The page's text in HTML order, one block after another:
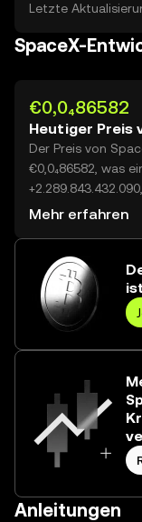
Letzte
SpaceX-
€0,0₄86582
Heutiger Preis
Der Preis von
€0,0₄86582, was
24 Stunden
Wert von über
Mehr erfahren
Anleitungen